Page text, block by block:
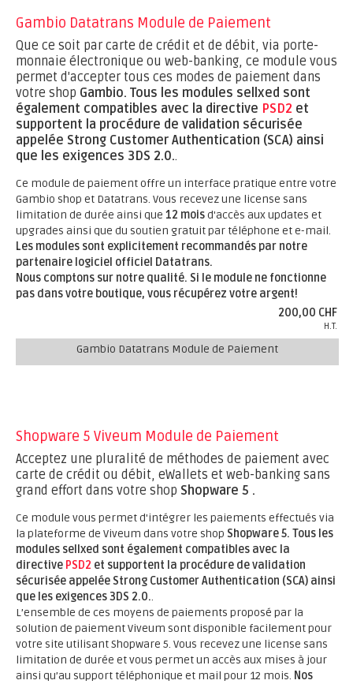
Gambio Datatrans Module de Paiement
Que ce soit par carte de crédit et de débit, via porte-
monnaie électronique ou web-banking, ce module vous
permet d'accepter tous ces modes de paiement dans
votre shop Gambio. Tous les modules sellxed sont
également compatibles avec la directive PSD2 et
supportent la procédure de validation sécurisée
appelée Strong Customer Authentication (SCA) ainsi
que les exigences 3DS 2.0..
Ce module de paiement offre un interface pratique entre votre
Gambio shop et Datatrans. Vous recevez une license sans
limitation de durée ainsi que 12 moisd'accès aux updates et
upgrades ainsi que du soutien gratuit par téléphone et e-mail.
Les modules sont explicitement recommandés par notre
partenaire logiciel officiel Datatrans.
Nous comptons sur notre qualité. Si le module ne fonctionne
pas dans votre boutique, vous récupérez votre argent!
200,00 CHF
H.T.
Gambio Datatrans Module de Paiement
Shopware 5 Viveum Module de Paiement
Acceptez une pluralité de méthodes de paiement avec
carte de crédit ou débit, eWallets et web-banking sans
grand effort dans votre shop Shopware 5 .
Ce module vous permet d'intégrer les paiements effectués via
la plateforme de Viveum dans votre shop Shopware 5. Tous les
modules sellxed sont également compatibles avec la
directive PSD2 et supportent la procédure de validation
sécurisée appelée Strong Customer Authentication (SCA) ainsi
que les exigences 3DS 2.0..
L’ensemble de ces moyens de paiements proposé par la
solution de paiement Viveum sont disponible facilement pour
votre site utilisant Shopware 5. Vous recevez une license sans
limitation de durée et vous permet un accès aux mises à jour
ainsi qu’au support téléphonique et mail pour 12 mois. Nos